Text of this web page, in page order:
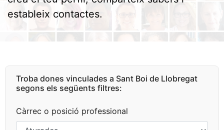
estableix contactes.
Troba dones vinculades a Sant Boi de Llobregat
segons els següents filtres:
Càrrec o posició professional